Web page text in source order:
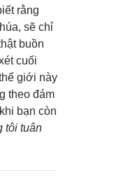
rằng
sẽ chỉ
buồn
cuối
giới này
theo đám
bạn còn
tôi tuân